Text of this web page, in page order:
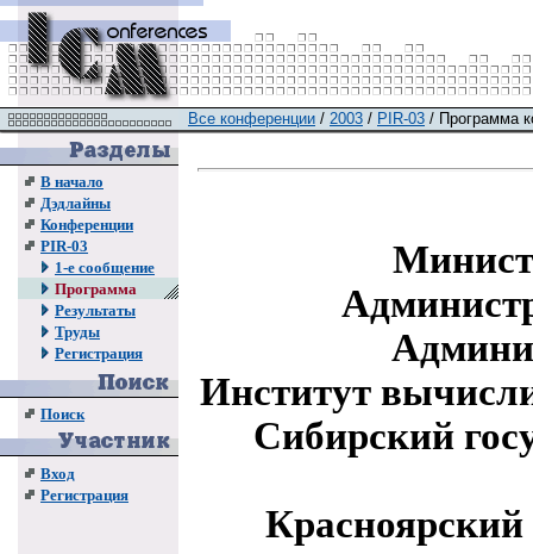
В начало
Дэдлайны
Конференции
PIR-03
1-е сообщение
Программа
Результаты
Труды
Регистрация
Поиск
Вход
Регистрация
Все конференции / 2003 / PIR-03 / Программа
Институт
Сибирский
Красноярский